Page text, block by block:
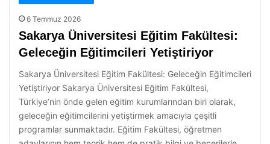
6 Temmuz 2026
Sakarya Üniversitesi Eğitim Fakültesi:
Geleceğin Eğitimcileri Yetiştiriyor
Sakarya Üniversitesi Eğitim Fakültesi: Geleceğin Eğitimcileri
Yetiştiriyor Sakarya Üniversitesi Eğitim Fakültesi,
Türkiye’nin önde gelen eğitim kurumlarından biri olarak,
geleceğin eğitimcilerini yetiştirmek amacıyla çeşitli
programlar sunmaktadır. Eğitim Fakültesi, öğretmen